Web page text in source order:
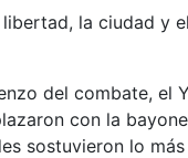
la ciudad y
del combate, el
con la
sostuvieron lo